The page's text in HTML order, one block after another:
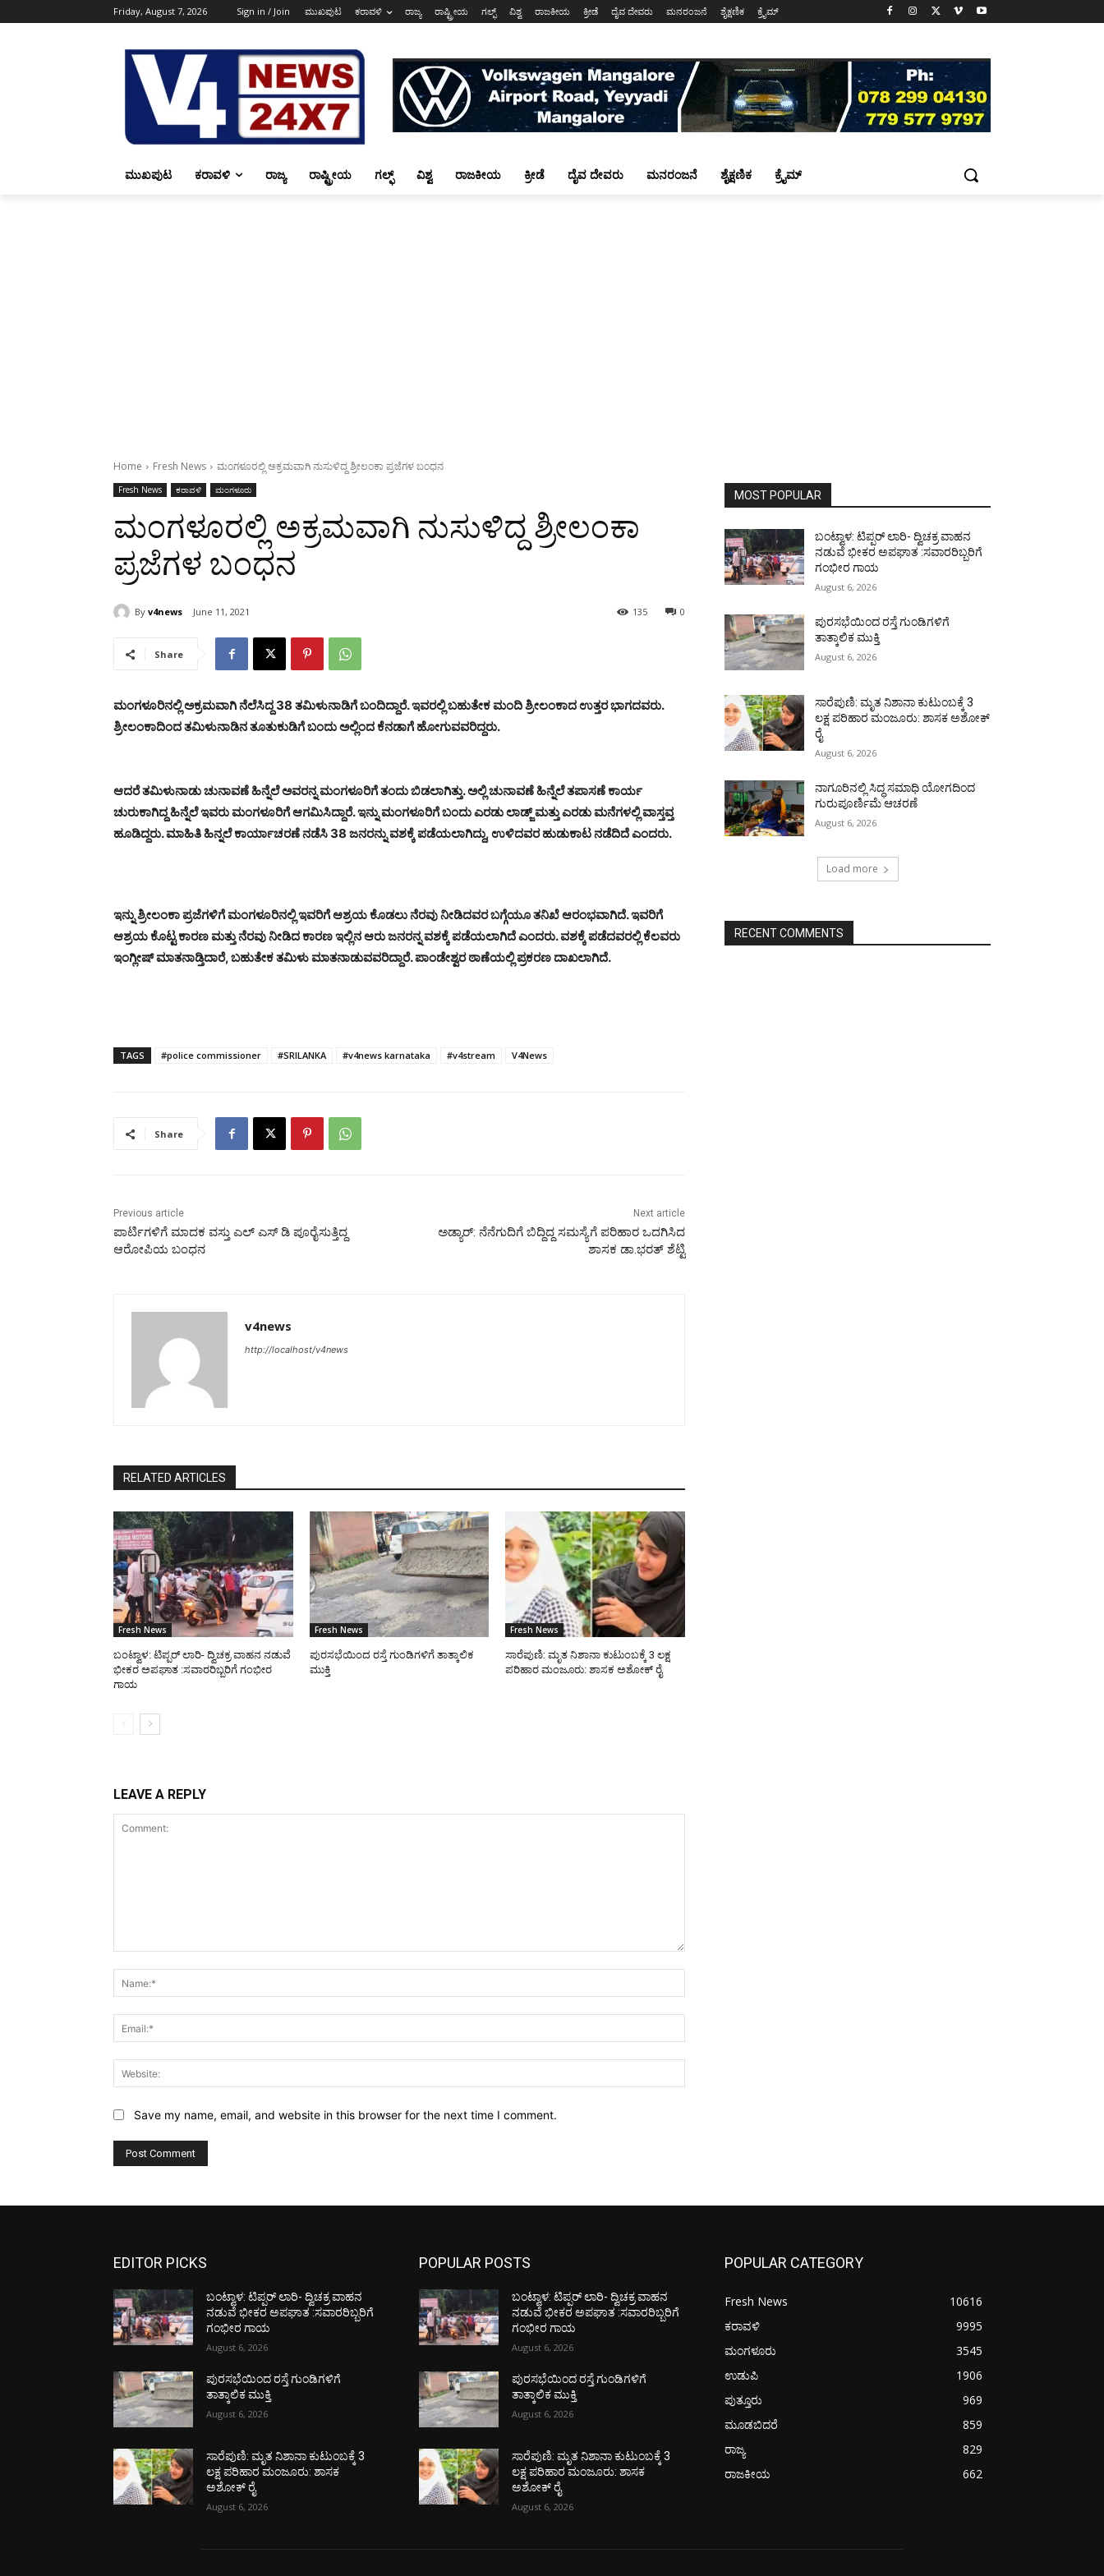
Friday, August 7, 2026 Sign in / Join ಮುಖಪುಟ ಕರಾವಳಿ ರಾಜ್ಯ ರಾಷ್ಟ್ರೀಯ ಗಲ್ಫ್ ವಿಶ್ವ ರಾಜಕೀಯ ಕ್ರೀಡೆ ದೈವ ದೇವರು ಮನರಂಜನೆ ಶೈಕ್ಷಣಿಕ ಕ್ರೈಮ್
ಮುಖಪುಟ ಕರಾವಳಿ ರಾಜ್ಯ ರಾಷ್ಟ್ರೀಯ ಗಲ್ಫ್ ವಿಶ್ವ ರಾಜಕೀಯ ಕ್ರೀಡೆ ದೈವ ದೇವರು ಮನರಂಜನೆ ಶೈಕ್ಷಣಿಕ ಕ್ರೈಮ್
Home Fresh News ಮಂಗಳೂರಲ್ಲಿ ಅಕ್ರಮವಾಗಿ ನುಸುಳಿದ್ದ ಶ್ರೀಲಂಕಾ ಪ್ರಜೆಗಳ ಬಂಧನ
Fresh News ಕರಾವಳಿ ಮಂಗಳೂರು
ಮಂಗಳೂರಲ್ಲಿ ಅಕ್ರಮವಾಗಿ ನುಸುಳಿದ್ದ ಶ್ರೀಲಂಕಾ
ಪ್ರಜೆಗಳ ಬಂಧನ
By v4news June 11, 2021 0
135
Share
ಮಂಗಳೂರಿನಲ್ಲಿ ಅಕ್ರಮವಾಗಿ ನೆಲೆಸಿದ್ದ 38 ತಮಿಳುನಾಡಿಗೆ ಬಂದಿದ್ದಾರೆ. ಇವರಲ್ಲಿ ಬಹುತೇಕ ಮಂದಿ ಶ್ರೀಲಂಕಾದ ಉತ್ತರ ಭಾಗದವರು.
ಶ್ರೀಲಂಕಾದಿಂದ ತಮಿಳುನಾಡಿನ ತೂತುಕುಡಿಗೆ ಬಂದು ಅಲ್ಲಿಂದ ಕೆನಡಾಗೆ ಹೋಗುವವರಿದ್ದರು.
ಆದರೆ ತಮಿಳುನಾಡು ಚುನಾವಣೆ ಹಿನ್ನೆಲೆ ಅವರನ್ನ ಮಂಗಳೂರಿಗೆ ತಂದು ಬಿಡಲಾಗಿತ್ತು. ಅಲ್ಲಿ ಚುನಾವಣೆ ಹಿನ್ನೆಲೆ ತಪಾಸಣೆ ಕಾರ್ಯ
ಚುರುಕಾಗಿದ್ದ ಹಿನ್ನೆಲೆ ಇವರು ಮಂಗಳೂರಿಗೆ ಆಗಮಿಸಿದ್ದಾರೆ. ಇನ್ನು ಮಂಗಳೂರಿಗೆ ಬಂದು ಎರಡು ಲಾಡ್ಜ್ ಮತ್ತು ಎರಡು ಮನೆಗಳಲ್ಲಿ ವಾಸ್ತವ್ತ
ಹೂಡಿದ್ದರು. ಮಾಹಿತಿ ಹಿನ್ನಲೆ ಕಾರ್ಯಾಚರಣೆ ನಡೆಸಿ 38 ಜನರನ್ನು ವಶಕ್ಕೆ ಪಡೆಯಲಾಗಿದ್ದು, ಉಳಿದವರ ಹುಡುಕಾಟ ನಡೆದಿದೆ ಎಂದರು.
ಇನ್ನು ಶ್ರೀಲಂಕಾ ಪ್ರಜೆಗಳಿಗೆ ಮಂಗಳೂರಿನಲ್ಲಿ ಇವರಿಗೆ ಆಶ್ರಯ ಕೊಡಲು ನೆರವು ನೀಡಿದವರ ಬಗ್ಗೆಯೂ ತನಿಖೆ ಆರಂಭವಾಗಿದೆ. ಇವರಿಗೆ
ಆಶ್ರಯ ಕೊಟ್ಟ ಕಾರಣ ಮತ್ತು ನೆರವು ನೀಡಿದ ಕಾರಣ ಇಲ್ಲಿನ ಆರು ಜನರನ್ನ ವಶಕ್ಕೆ ಪಡೆಯಲಾಗಿದೆ ಎಂದರು.ವಶಕ್ಕೆ ಪಡೆದವರಲ್ಲಿ ಕೆಲವರು
ಇಂಗ್ಲೀಷ್ ಮಾತನಾಡ್ತಿದಾರೆ, ಬಹುತೇಕ ತಮಿಳು ಮಾತನಾಡುವವರಿದ್ದಾರೆ. ಪಾಂಡೇಶ್ವರ ಠಾಣೆಯಲ್ಲಿ ಪ್ರಕರಣ ದಾಖಲಾಗಿದೆ.
TAGS #police commissioner #SRILANKA #v4news karnataka #v4stream V4News
Share
Previous article
ಪಾರ್ಟಿಗಳಿಗೆ ಮಾದಕ ವಸ್ತು ಎಲ್‌ ಎಸ್‌ ಡಿ ಪೂರೈಸುತ್ತಿದ್ದ
ಆರೋಪಿಯ ಬಂಧನ
Next article
ಅಡ್ಯಾರ್: ನೆನೆಗುದಿಗೆ ಬಿದ್ದಿದ್ದ ಸಮಸ್ಯೆಗೆ ಪರಿಹಾರ ಒದಗಿಸಿದ
ಶಾಸಕ ಡಾ.ಭರತ್ ಶೆಟ್ಟಿ
v4news
http://localhost/v4news
RELATED ARTICLES
Fresh News
ಬಂಟ್ವಾಳ: ಟಿಪ್ಪರ್ ಲಾರಿ- ದ್ವಿಚಕ್ರ ವಾಹನ ನಡುವೆ
ಭೀಕರ ಅಪಘಾತ :ಸವಾರರಿಬ್ಬರಿಗೆ ಗಂಭೀರ
ಗಾಯ
Fresh News
ಪುರಸಭೆಯಿಂದ ರಸ್ತೆ ಗುಂಡಿಗಳಿಗೆ ತಾತ್ಕಾಲಿಕ
ಮುಕ್ತಿ
Fresh News
ಸಾರೆಪುಣಿ: ಮೃತ ನಿಶಾನಾ ಕುಟುಂಬಕ್ಕೆ 3 ಲಕ್ಷ
ಪರಿಹಾರ ಮಂಜೂರು: ಶಾಸಕ ಅಶೋಕ್ ರೈ
LEAVE A REPLY
Save my name, email, and website in this browser for the next time I comment.
MOST POPULAR
ಬಂಟ್ವಾಳ: ಟಿಪ್ಪರ್ ಲಾರಿ- ದ್ವಿಚಕ್ರ ವಾಹನ
ನಡುವೆ ಭೀಕರ ಅಪಘಾತ :ಸವಾರರಿಬ್ಬರಿಗೆ
ಗಂಭೀರ ಗಾಯ
August 6, 2026
ಪುರಸಭೆಯಿಂದ ರಸ್ತೆ ಗುಂಡಿಗಳಿಗೆ
ತಾತ್ಕಾಲಿಕ ಮುಕ್ತಿ
August 6, 2026
ಸಾರೆಪುಣಿ: ಮೃತ ನಿಶಾನಾ ಕುಟುಂಬಕ್ಕೆ 3
ಲಕ್ಷ ಪರಿಹಾರ ಮಂಜೂರು: ಶಾಸಕ ಅಶೋಕ್
ರೈ
August 6, 2026
ನಾಗೂರಿನಲ್ಲಿ ಸಿದ್ಧ ಸಮಾಧಿ ಯೋಗದಿಂದ
ಗುರುಪೂರ್ಣಿಮೆ ಆಚರಣೆ
August 6, 2026
Load more
RECENT COMMENTS
EDITOR PICKS
ಬಂಟ್ವಾಳ: ಟಿಪ್ಪರ್ ಲಾರಿ- ದ್ವಿಚಕ್ರ ವಾಹನ
ನಡುವೆ ಭೀಕರ ಅಪಘಾತ :ಸವಾರರಿಬ್ಬರಿಗೆ
ಗಂಭೀರ ಗಾಯ
August 6, 2026
ಪುರಸಭೆಯಿಂದ ರಸ್ತೆ ಗುಂಡಿಗಳಿಗೆ
ತಾತ್ಕಾಲಿಕ ಮುಕ್ತಿ
August 6, 2026
ಸಾರೆಪುಣಿ: ಮೃತ ನಿಶಾನಾ ಕುಟುಂಬಕ್ಕೆ 3
ಲಕ್ಷ ಪರಿಹಾರ ಮಂಜೂರು: ಶಾಸಕ
ಅಶೋಕ್ ರೈ
August 6, 2026
POPULAR POSTS
ಬಂಟ್ವಾಳ: ಟಿಪ್ಪರ್ ಲಾರಿ- ದ್ವಿಚಕ್ರ ವಾಹನ
ನಡುವೆ ಭೀಕರ ಅಪಘಾತ :ಸವಾರರಿಬ್ಬರಿಗೆ
ಗಂಭೀರ ಗಾಯ
August 6, 2026
ಪುರಸಭೆಯಿಂದ ರಸ್ತೆ ಗುಂಡಿಗಳಿಗೆ
ತಾತ್ಕಾಲಿಕ ಮುಕ್ತಿ
August 6, 2026
ಸಾರೆಪುಣಿ: ಮೃತ ನಿಶಾನಾ ಕುಟುಂಬಕ್ಕೆ 3
ಲಕ್ಷ ಪರಿಹಾರ ಮಂಜೂರು: ಶಾಸಕ
ಅಶೋಕ್ ರೈ
August 6, 2026
POPULAR CATEGORY
Fresh News
10616
ಕರಾವಳಿ
9995
ಮಂಗಳೂರು
3545
ಉಡುಪಿ
1906
ಪುತ್ತೂರು
969
ಮೂಡಬಿದರೆ
859
ರಾಜ್ಯ
829
ರಾಜಕೀಯ
662